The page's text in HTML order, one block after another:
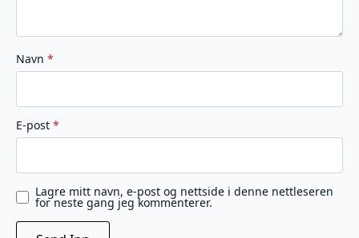
Navn *
E-post *
Lagre mitt navn, e-post og nettside i denne nettleseren
for neste gang jeg kommenterer.